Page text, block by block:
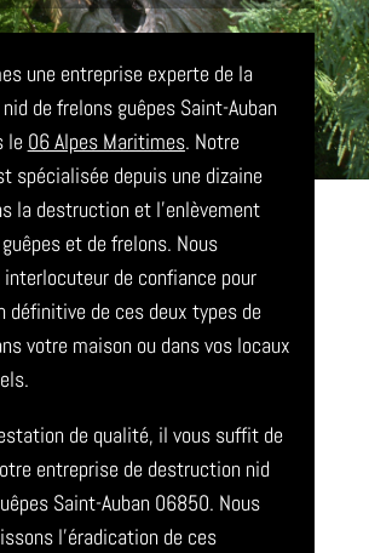
une entreprise experte de la
de frelons guêpes Saint-Auban
le 06 Alpes Maritimes. Notre
spécialisée depuis une dizaine
la destruction et l’enlèvement
et de frelons. Nous
de confiance pour
définitive de ces deux types de
votre maison ou dans vos locaux
de qualité, il vous suffit de
entreprise de destruction nid
Saint-Auban 06850. Nous
l’éradication de ces